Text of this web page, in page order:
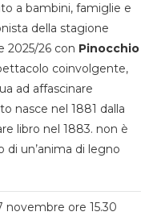
a bambini, famiglie e
della stagione
2025/26 con Pinocchio
coinvolgente,
ad affascinare
nasce nel 1881 dalla
libro nel 1883. non è
di un’anima di legno
novembre ore 15.30